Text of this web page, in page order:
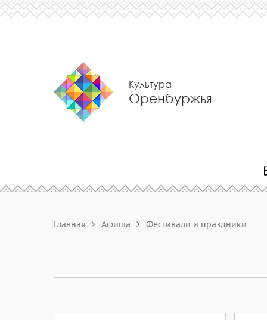
Культура
Оренбуржья
Главная Афиша Фестивали и праздники